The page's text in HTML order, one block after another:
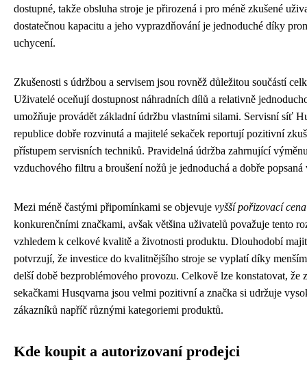
dostupné, takže obsluha stroje je přirozená i pro méně zkušené
dostatečnou kapacitu a jeho vyprazdňování je jednoduché díky
uchycení.
Zkušenosti s údržbou a servisem jsou rovněž důležitou součástí
Uživatelé oceňují dostupnost náhradních dílů a relativně
umožňuje provádět základní údržbu vlastními silami. Servisní síť
republice dobře rozvinutá a majitelé sekaček reportují pozitivní
přístupem servisních techniků. Pravidelná údržba zahrnující
vzduchového filtru a broušení nožů je jednoduchá a dobře
Mezi méně častými připomínkami se objevuje vyšší pořizovací cena
konkurenčními značkami, avšak většina uživatelů považuje tento
vzhledem k celkové kvalitě a životnosti produktu. Dlouhodobí
potvrzují, že investice do kvalitnějšího stroje se vyplatí díky
delší době bezproblémového provozu. Celkově lze konstatovat, že
sekačkami Husqvarna jsou velmi pozitivní a značka si udržuje
zákazníků napříč různými kategoriemi produktů.
Kde koupit a autorizovaní prodejci